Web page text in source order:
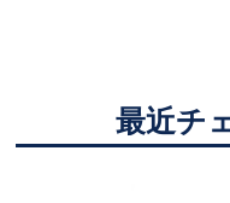
最近チ